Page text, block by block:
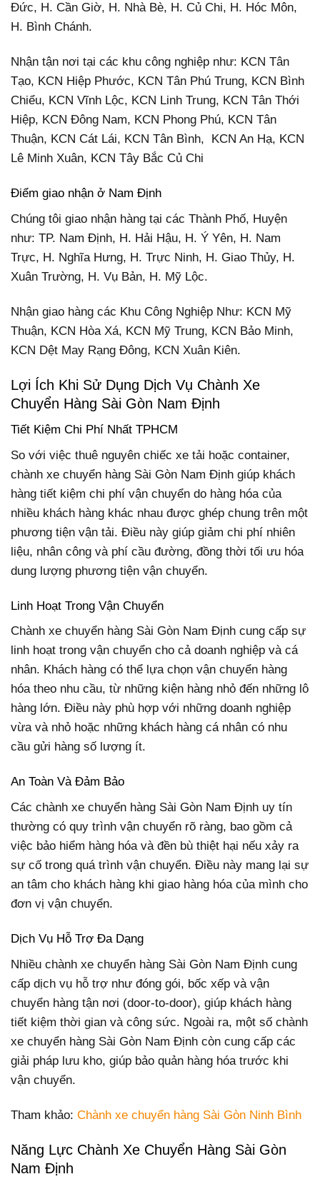
Đức, H. Cần Giờ, H. Nhà Bè, H. Củ Chi, H. Hóc Môn,
H. Bình Chánh.
Nhận tận nơi tại các khu công nghiệp như: KCN Tân
Tạo, KCN Hiệp Phước, KCN Tân Phú Trung, KCN Bình
Chiểu, KCN Vĩnh Lộc, KCN Linh Trung, KCN Tân Thới
Hiệp, KCN Đông Nam, KCN Phong Phú, KCN Tân
Thuận, KCN Cát Lái, KCN Tân Bình, KCN An Hạ, KCN
Lê Minh Xuân, KCN Tây Bắc Củ Chi
Điểm giao nhận ở Nam Định
Chúng tôi giao nhận hàng tại các Thành Phố, Huyện
như: TP. Nam Định, H. Hải Hậu, H. Ý Yên, H. Nam
Trực, H. Nghĩa Hưng, H. Trực Ninh, H. Giao Thủy, H.
Xuân Trường, H. Vụ Bản, H. Mỹ Lộc.
Nhận giao hàng các Khu Công Nghiệp Như: KCN Mỹ
Thuận, KCN Hòa Xá, KCN Mỹ Trung, KCN Bảo Minh,
KCN Dệt May Rạng Đông, KCN Xuân Kiên.
Lợi Ích Khi Sử Dụng Dịch Vụ Chành Xe
Chuyển Hàng Sài Gòn Nam Định
Tiết Kiệm Chi Phí Nhất TPHCM
So với việc thuê nguyên chiếc xe tải hoặc container,
chành xe chuyển hàng Sài Gòn Nam Định giúp khách
hàng tiết kiệm chi phí vận chuyển do hàng hóa của
nhiều khách hàng khác nhau được ghép chung trên một
phương tiện vận tải. Điều này giúp giảm chi phí nhiên
liệu, nhân công và phí cầu đường, đồng thời tối ưu hóa
dung lượng phương tiện vận chuyển.
Linh Hoạt Trong Vận Chuyển
Chành xe chuyển hàng Sài Gòn Nam Định cung cấp sự
linh hoạt trong vận chuyển cho cả doanh nghiệp và cá
nhân. Khách hàng có thể lựa chọn vận chuyển hàng
hóa theo nhu cầu, từ những kiện hàng nhỏ đến những lô
hàng lớn. Điều này phù hợp với những doanh nghiệp
vừa và nhỏ hoặc những khách hàng cá nhân có nhu
cầu gửi hàng số lượng ít.
An Toàn Và Đảm Bảo
Các chành xe chuyển hàng Sài Gòn Nam Định uy tín
thường có quy trình vận chuyển rõ ràng, bao gồm cả
việc bảo hiểm hàng hóa và đền bù thiệt hại nếu xảy ra
sự cố trong quá trình vận chuyển. Điều này mang lại sự
an tâm cho khách hàng khi giao hàng hóa của mình cho
đơn vị vận chuyển.
Dịch Vụ Hỗ Trợ Đa Dạng
Nhiều chành xe chuyển hàng Sài Gòn Nam Định cung
cấp dịch vụ hỗ trợ như đóng gói, bốc xếp và vận
chuyển hàng tận nơi (door-to-door), giúp khách hàng
tiết kiệm thời gian và công sức. Ngoài ra, một số chành
xe chuyển hàng Sài Gòn Nam Định còn cung cấp các
giải pháp lưu kho, giúp bảo quản hàng hóa trước khi
vận chuyển.
Tham khảo: Chành xe chuyển hàng Sài Gòn Ninh Bình
Năng Lực Chành Xe Chuyển Hàng Sài Gòn
Nam Định